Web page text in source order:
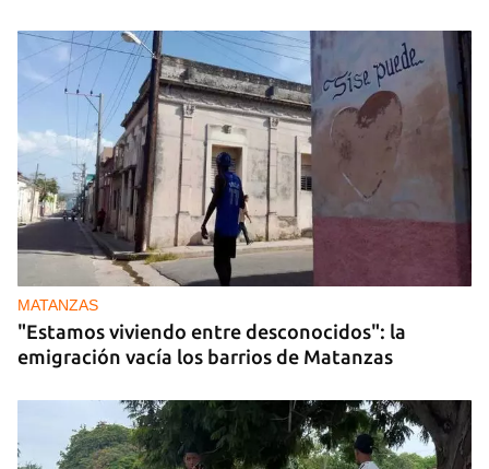
MATANZAS
"Estamos viviendo entre desconocidos": la
emigración vacía los barrios de Matanzas